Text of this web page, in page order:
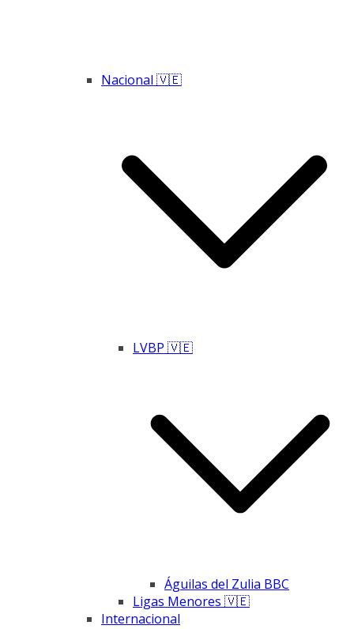
Nacional 🇻🇪
LVBP 🇻🇪
Águilas del Zulia BBC
Ligas Menores 🇻🇪
Internacional